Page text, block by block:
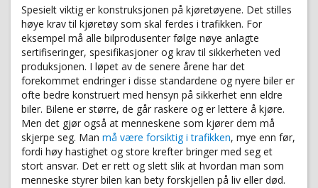
Spesielt viktig er konstruksjonen på kjøretøyene. Det stilles
høye krav til kjøretøy som skal ferdes i trafikken. For
eksempel må alle bilprodusenter følge nøye anlagte
sertifiseringer, spesifikasjoner og krav til sikkerheten ved
produksjonen. I løpet av de senere årene har det
forekommet endringer i disse standardene og nyere biler er
ofte bedre konstruert med hensyn på sikkerhet enn eldre
biler. Bilene er større, de går raskere og er lettere å kjøre.
Men det gjør også at menneskene som kjører dem må
skjerpe seg. Man må være forsiktig i trafikken, mye enn før,
fordi høy hastighet og store krefter bringer med seg et
stort ansvar. Det er rett og slett slik at hvordan man som
menneske styrer bilen kan bety forskjellen på liv eller død.